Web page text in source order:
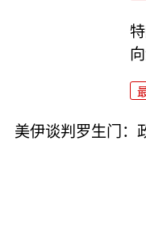
美伊谈判罗生门：